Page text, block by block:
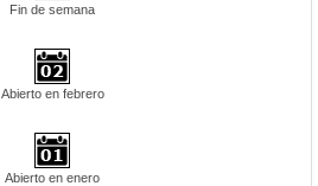
Fin de semana
Abierto en febrero
Abierto en enero